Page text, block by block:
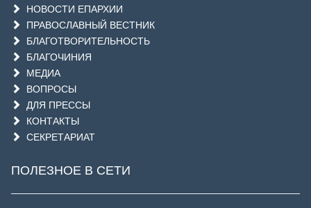
НОВОСТИ ЕПАРХИИ
ПРАВОСЛАВНЫЙ ВЕСТНИК
БЛАГОТВОРИТЕЛЬНОСТЬ
БЛАГОЧИНИЯ
МЕДИА
ВОПРОСЫ
ДЛЯ ПРЕССЫ
КОНТАКТЫ
СЕКРЕТАРИАТ
ПОЛЕЗНОЕ В СЕТИ